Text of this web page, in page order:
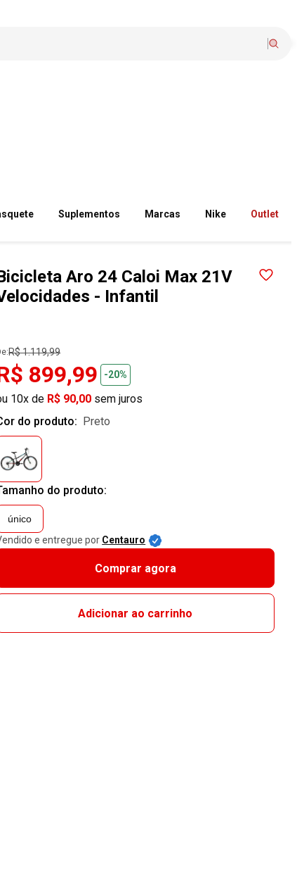
Suplementos Marcas Nike Outlet
Aro 24 Caloi Max 21V
- Infantil
R$ 1.119,99
899,99 -20%
10x de R$ 90,00 sem juros
do produto:
preto
do produto:
único
e entregue por Centauro
Comprar agora
Adicionar ao carrinho